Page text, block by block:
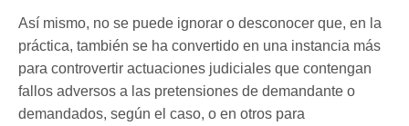
Así mismo, no se puede ignorar o desconocer que, en la
práctica, también se ha convertido en una instancia más
para controvertir actuaciones judiciales que contengan
fallos adversos a las pretensiones de demandante o
demandados, según el caso, o en otros para